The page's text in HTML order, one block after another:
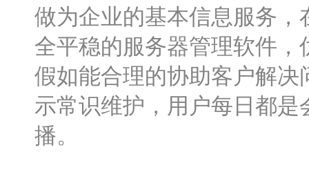
做为企业的基本信息服务
全平稳的服务器管理软件，
假如能合理的协助客户解
示常识维护，用户每日都
播。